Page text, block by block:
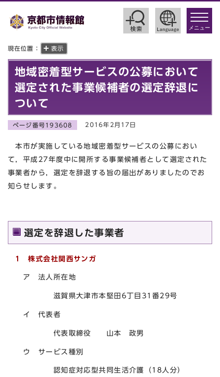
toggle
メニュー
現在位置： 表示
地域密着型サービスの公募において
選定された事業候補者の選定辞退に
ついて
ページ番号193608 2016年2月17日
本市が実施している地域密着型サービスの公募におい
て，平成27年度中に開所する事業候補者として選定された
事業者から，選定を辞退する旨の届出がありましたのでお
知らせします。
選定を辞退した事業者
1 株式会社関西サンガ
ア 法人所在地
滋賀県大津市本堅田6丁目31番29号
イ 代表者
代表取締役 山本 政男
ウ サービス種別
認知症対応型共同生活介護（18人分）